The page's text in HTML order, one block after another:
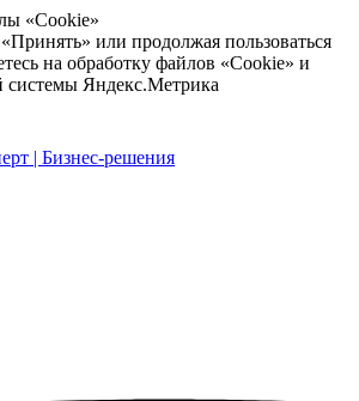
«Cookie»
или продолжая пользоваться
на обработку файлов «Cookie» и
системы Яндекс.Метрика
| Бизнес-решения